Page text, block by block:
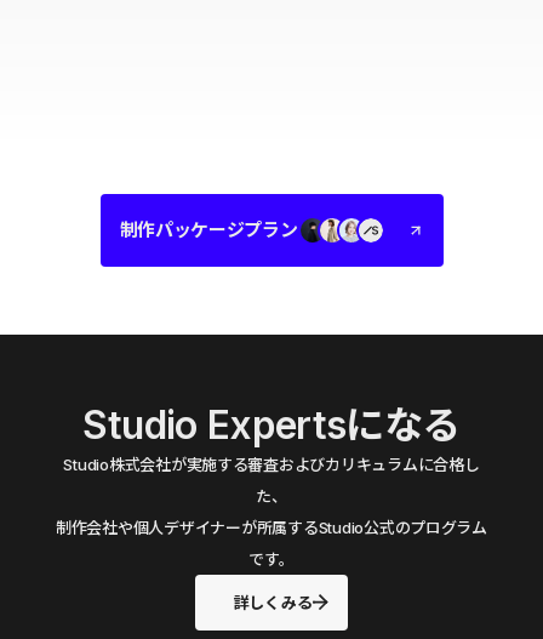
制作パッケージプラン
Studio Expertsになる
Studio株式会社が実施する審査およびカリキュラムに合格し
た、
制作会社や個人デザイナーが所属するStudio公式のプログラム
です。
詳しくみる